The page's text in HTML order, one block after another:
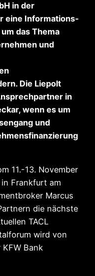
in der
eine Informations-
das Thema
und
Die Liepolt
in
wenn es um
und
11.-13. November
Frankfurt am
Marcus
die nächste
TACL
wird von
Bank